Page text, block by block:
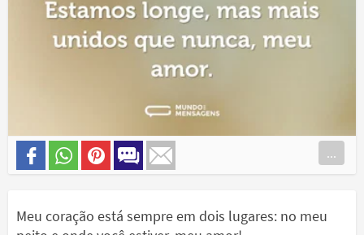
...
Meu coração está sempre em dois lugares: no meu